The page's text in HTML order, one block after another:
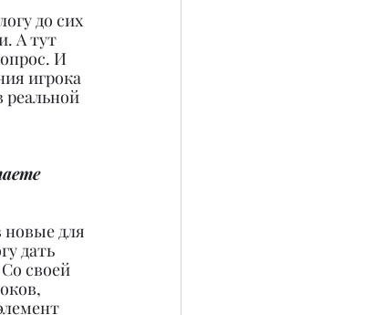
до сих
А тут
И
игрока
реальной
новые для
дать
своей